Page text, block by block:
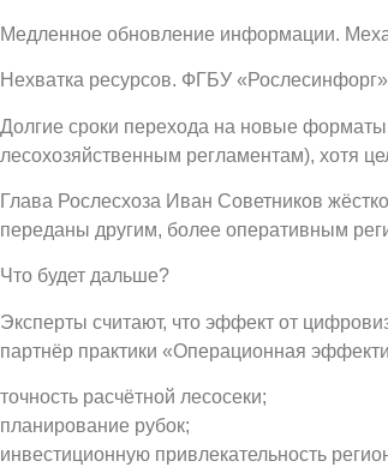
Медленное обновление информации.
Нехватка ресурсов. ФГБУ
Долгие сроки перехода на новые
лесохозяйственным регламентам), хотя
Глава Рослесхоза Иван Советников
переданы другим, более оперативным
Что будет дальше?
Эксперты считают, что эффект от
партнёр практики «Операционная
точность расчётной лесосеки;
планирование рубок;
инвестиционную привлекательность